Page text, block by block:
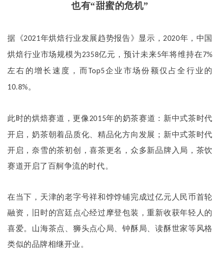
也有“甜蜜的危机”
据《2021年烘焙行业发展趋势报告》显示， 2020年，中国
烘焙行业市场规模为2358亿元，预计未来5年将维持在 7%
左右的增长速度，而 Top5企业市场份额仅占全行业的
10.8%。
此时的烘焙赛道，更像2015年的奶茶赛道：新中式茶时代
开启，奶茶朝着品质化、精品化方向发展；新中式茶时代
开启，奈雪的茶初创，喜茶更名，众多新品牌入局，茶饮
赛道开启了百舸争流的时代。
在当下，天津的老字号祥和饽饽铺完成过亿元人民币首轮
融资，旧时的宫廷点心经过摩登包装，重新收获年轻人的
喜爱。山海茶点、狮头点心局、钟酥局、读酥世家等风格
类似的品牌相继开业。